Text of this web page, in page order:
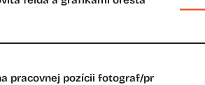
pracovnej pozícii fotograf/pr